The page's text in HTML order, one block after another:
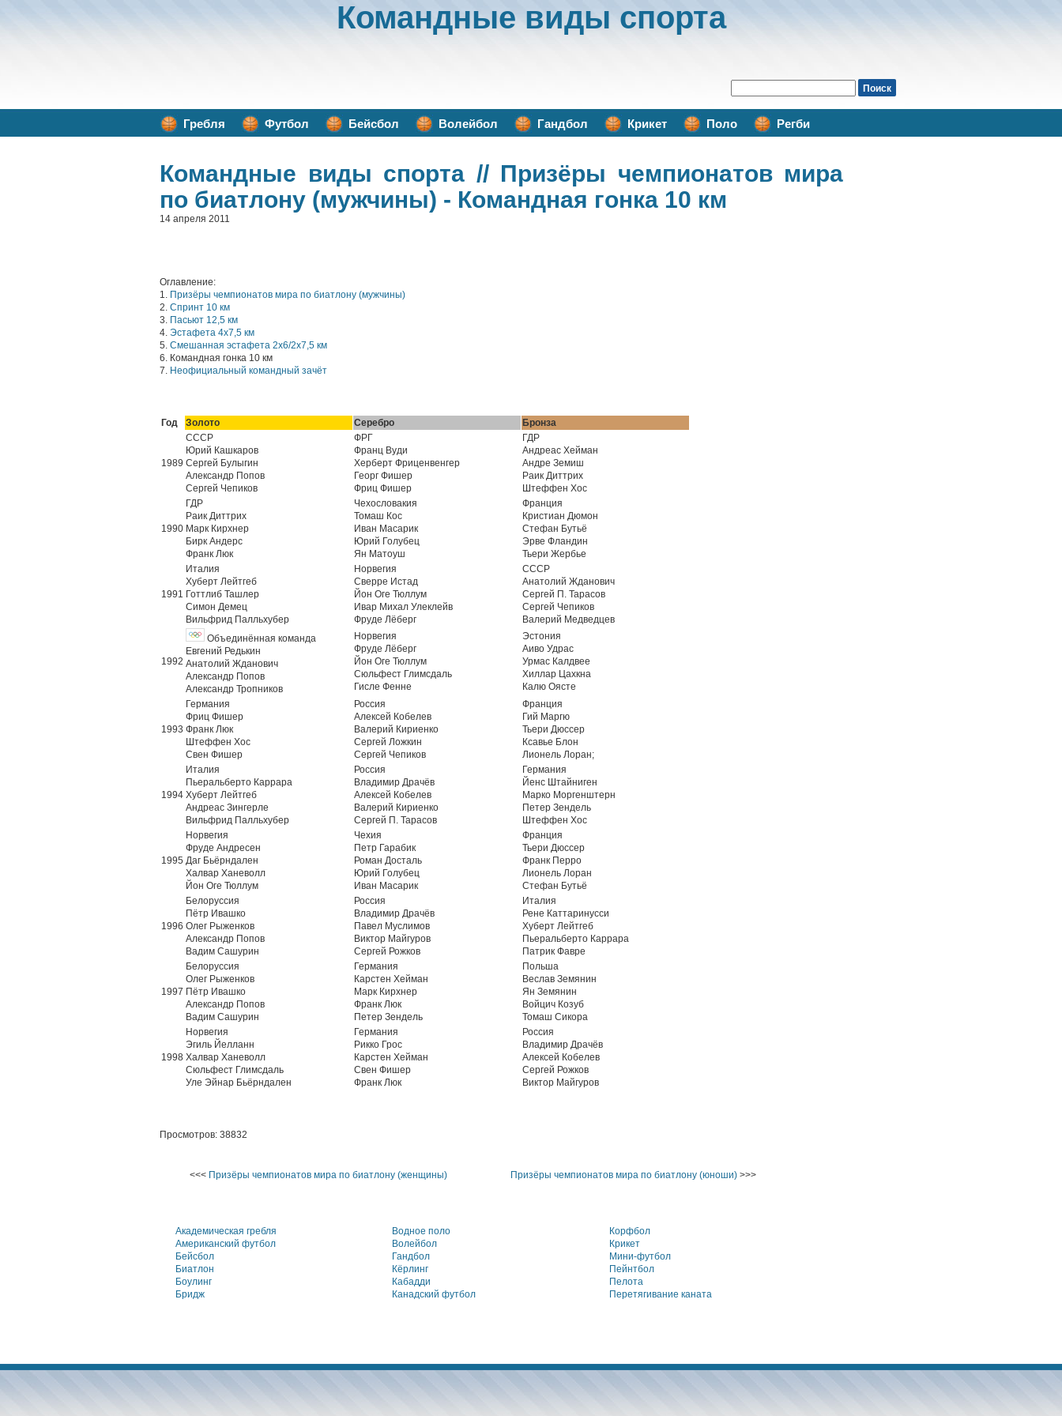
Командные виды спорта
Гребля Футбол Бейсбол Волейбол Гандбол Крикет Поло Регби
Командные виды спорта // Призёры чемпионатов мира
по биатлону (мужчины) - Командная гонка 10 км
14 апреля 2011
Оглавление:
1. Призёры чемпионатов мира по биатлону (мужчины)
2. Спринт 10 км
3. Пасьют 12,5 км
4. Эстафета 4х7,5 км
5. Смешанная эстафета 2х6/2х7,5 км
6. Командная гонка 10 км
7. Неофициальный командный зачёт
Год Золото Серебро Бронза
1989
СССР
Юрий Кашкаров
Сергей Булыгин
Александр Попов
Сергей Чепиков
ФРГ
Франц Вуди
Херберт Фриценвенгер
Георг Фишер
Фриц Фишер
ГДР
Андреас Хейман
Андре Земиш
Раик Диттрих
Штеффен Хос
1990
ГДР
Раик Диттрих
Марк Кирхнер
Бирк Андерс
Франк Люк
Чехословакия
Томаш Кос
Иван Масарик
Юрий Голубец
Ян Матоуш
Франция
Кристиан Дюмон
Стефан Бутьё
Эрве Фландин
Тьери Жербье
1991
Италия
Хуберт Лейтгеб
Готтлиб Ташлер
Симон Демец
Вильфрид Палльхубер
Норвегия
Сверре Истад
Йон Оге Тюллум
Ивар Михал Улеклейв
Фруде Лёберг
СССР
Анатолий Жданович
Сергей П. Тарасов
Сергей Чепиков
Валерий Медведцев
1992
Объединённая команда
Евгений Редькин
Анатолий Жданович
Александр Попов
Александр Тропников
Норвегия
Фруде Лёберг
Йон Оге Тюллум
Сюльфест Глимсдаль
Гисле Фенне
Эстония
Аиво Удрас
Урмас Калдвее
Хиллар Цахкна
Калю Оясте
1993
Германия
Фриц Фишер
Франк Люк
Штеффен Хос
Свен Фишер
Россия
Алексей Кобелев
Валерий Кириенко
Сергей Ложкин
Сергей Чепиков
Франция
Гий Маргю
Тьери Дюссер
Ксавье Блон
Лионель Лоран;
1994
Италия
Пьеральберто Каррара
Хуберт Лейтгеб
Андреас Зингерле
Вильфрид Палльхубер
Россия
Владимир Драчёв
Алексей Кобелев
Валерий Кириенко
Сергей П. Тарасов
Германия
Йенс Штайниген
Марко Моргенштерн
Петер Зендель
Штеффен Хос
1995
Норвегия
Фруде Андресен
Даг Бьёрндален
Халвар Ханеволл
Йон Оге Тюллум
Чехия
Петр Гарабик
Роман Досталь
Юрий Голубец
Иван Масарик
Франция
Тьери Дюссер
Франк Перро
Лионель Лоран
Стефан Бутьё
1996
Белоруссия
Пётр Ивашко
Олег Рыженков
Александр Попов
Вадим Сашурин
Россия
Владимир Драчёв
Павел Муслимов
Виктор Майгуров
Сергей Рожков
Италия
Рене Каттаринусси
Хуберт Лейтгеб
Пьеральберто Каррара
Патрик Фавре
1997
Белоруссия
Олег Рыженков
Пётр Ивашко
Александр Попов
Вадим Сашурин
Германия
Карстен Хейман
Марк Кирхнер
Франк Люк
Петер Зендель
Польша
Веслав Земянин
Ян Земянин
Войцич Козуб
Томаш Сикора
1998
Норвегия
Эгиль Йелланн
Халвар Ханеволл
Сюльфест Глимсдаль
Уле Эйнар Бьёрндален
Германия
Рикко Грос
Карстен Хейман
Свен Фишер
Франк Люк
Россия
Владимир Драчёв
Алексей Кобелев
Сергей Рожков
Виктор Майгуров
Просмотров: 38832
<<< Призёры чемпионатов мира по биатлону (женщины) Призёры чемпионатов мира по биатлону (юноши) >>>
Академическая гребля
Американский футбол
Бейсбол
Биатлон
Боулинг
Бридж
Водное поло
Волейбол
Гандбол
Кёрлинг
Кабадди
Канадский футбол
Корфбол
Крикет
Мини-футбол
Пейнтбол
Пелота
Перетягивание каната